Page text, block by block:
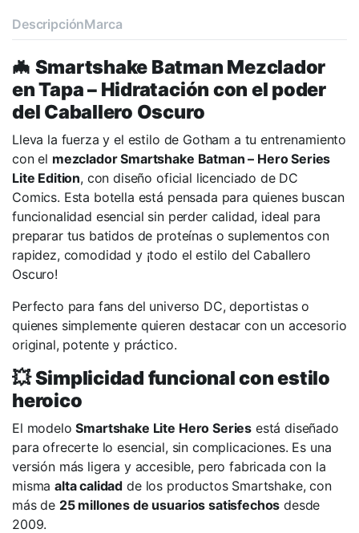
DescripciónMarca
🦇 Smartshake Batman Mezclador
en Tapa – Hidratación con el poder
del Caballero Oscuro
Lleva la fuerza y el estilo de Gotham a tu entrenamiento
con el mezclador Smartshake Batman – Hero Series
Lite Edition, con diseño oficial licenciado de DC
Comics. Esta botella está pensada para quienes buscan
funcionalidad esencial sin perder calidad, ideal para
preparar tus batidos de proteínas o suplementos con
rapidez, comodidad y ¡todo el estilo del Caballero
Oscuro!
Perfecto para fans del universo DC, deportistas o
quienes simplemente quieren destacar con un accesorio
original, potente y práctico.
💥Simplicidad funcional con estilo
heroico
El modeloSmartshake Lite Hero Series está diseñado
para ofrecerte lo esencial, sin complicaciones. Es una
versión más ligera y accesible, pero fabricada con la
mismaalta calidad de los productos Smartshake, con
más de 25 millones de usuarios satisfechos desde
2009.